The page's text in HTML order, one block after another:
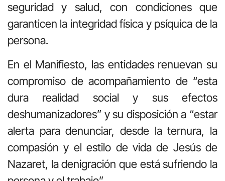
seguridad y salud, con condiciones que
garanticen la integridad física y psíquica de la
persona.
En el Manifiesto, las entidades renuevan su
compromiso de acompañamiento de “esta
dura realidad social y sus efectos
deshumanizadores” y su disposición a “estar
alerta para denunciar, desde la ternura, la
compasión y el estilo de vida de Jesús de
Nazaret, la denigración que está sufriendo la